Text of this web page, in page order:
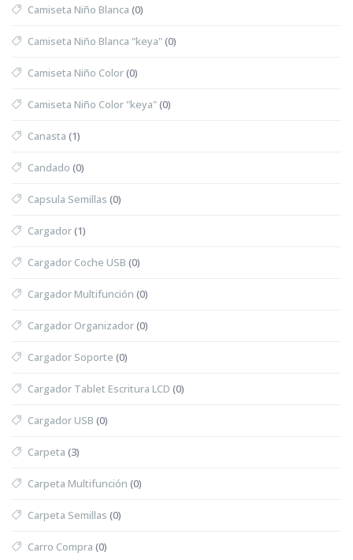
Camiseta Niño Blanca (0)
Camiseta Niño Blanca "keya"(0)
Camiseta Niño Color(0)
Camiseta Niño Color "keya"(0)
Canasta (1)
Candado (0)
Capsula Semillas (0)
Cargador(1)
Cargador Coche USB (0)
Cargador Multifunción (0)
Cargador Organizador(0)
Cargador Soporte (0)
Cargador Tablet Escritura LCD (0)
Cargador USB (0)
Carpeta (3)
Carpeta Multifunción (0)
Carpeta Semillas (0)
Carro Compra (0)